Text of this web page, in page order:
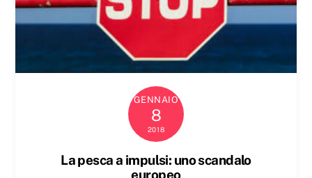
GENNAIO
8
2018
La pesca a impulsi: uno scandalo
europeo